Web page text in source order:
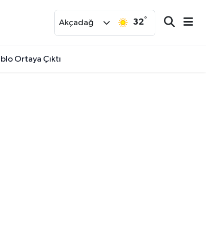
Akçadağ 32°
Program! İşte Detaylar..